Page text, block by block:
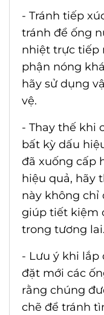
- Tránh tiếp
tránh để ống
nhiệt trực tiếp
phận nóng
hãy sử dụng
vệ.
- Thay thế khi
bất kỳ dấu
đã xuống cấp
hiệu quả, hãy
này không chỉ
giúp tiết kiệm
trong tương lai.
- Lưu ý khi lắp
đặt mới các
rằng chúng
chẽ để tránh